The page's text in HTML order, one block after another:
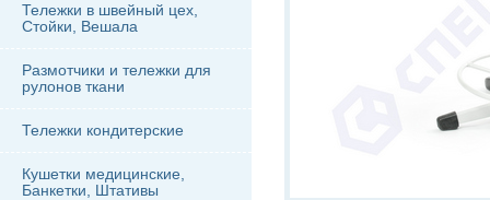
Тележки в швейный цех,
Стойки, Вешала
Размотчики и тележки для
рулонов ткани
Тележки кондитерские
Кушетки медицинские,
Банкетки, Штативы